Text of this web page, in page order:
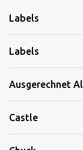
Labels
Labels
Ausgerechnet
Castle